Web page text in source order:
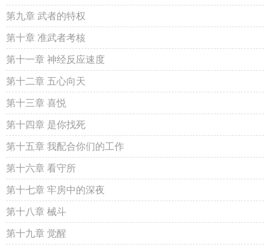
第九章 武者的特权
第十章 准武者考核
第十一章 神经反应速度
第十二章 五心向天
第十三章 喜悦
第十四章 是你找死
第十五章 我配合你们的工作
第十六章 看守所
第十七章 牢房中的深夜
第十八章 械斗
第十九章 觉醒